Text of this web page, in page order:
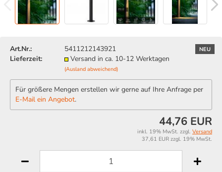
NEU
Art.Nr.:
5411212143921
Lieferzeit:
Versand in ca. 10-12 Werktagen
(Ausland abweichend)
Für größere Mengen erstellen wir gerne auf Ihre Anfrage per
E-Mail ein Angebot.
44,76 EUR
inkl. 19% MwSt. zzgl. Versand
37,61 EUR zzgl. 19% MwSt.